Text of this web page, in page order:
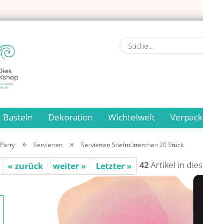
Basteln Dekoration Wichtelwelt
Party » Servietten » Servietten Stiefmütterchen 20 Stück
« zurück weiter » Letzter » 42Artikel in